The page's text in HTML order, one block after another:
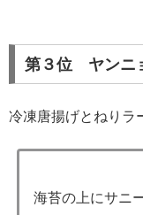
第３位 ヤンニ
冷凍唐揚げとねりラ
海苔の上にサニ